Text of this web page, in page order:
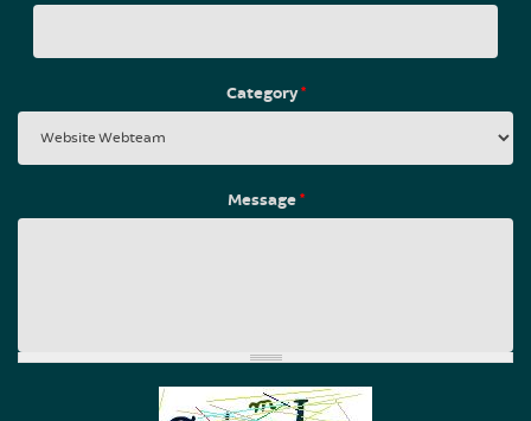
Category*
Message*